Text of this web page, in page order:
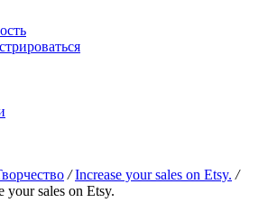
/ Increase your sales on Etsy. /
your sales on Etsy.